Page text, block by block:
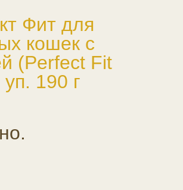
Фит для
кошек с
(Perfect Fit
190 г